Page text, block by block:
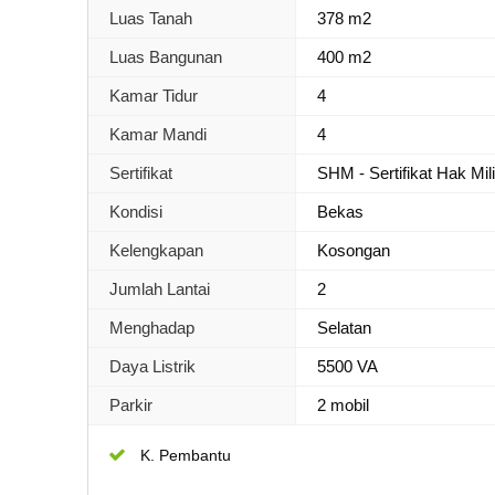
Luas Tanah 378 m2
Luas Bangunan 400 m2
Kamar Tidur 4
Kamar Mandi 4
Sertifikat SHM - Sertifikat Hak
Kondisi Bekas
Kelengkapan Kosongan
Jumlah Lantai 2
Menghadap Selatan
Daya Listrik 5500 VA
Parkir 2 mobil
K. Pembantu